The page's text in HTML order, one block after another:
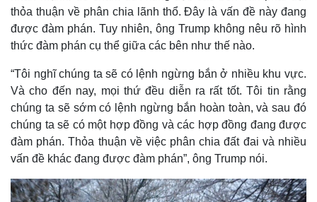
2
.
3
7
%
a
n
g
m
thỏa thuận về phân chia lãnh thổ. Đây là vấn đề này đang
được đàm phán. Tuy nhiên, ông Trump không nêu rõ hình
thức đàm phán cụ thể giữa các bên như thế nào.
“Tôi nghĩ chúng ta sẽ có lệnh ngừng bắn ở nhiều khu vực.
Và cho đến nay, mọi thứ đều diễn ra rất tốt. Tôi tin rằng
chúng ta sẽ sớm có lệnh ngừng bắn hoàn toàn, và sau đó
chúng ta sẽ có một hợp đồng và các hợp đồng đang được
đàm phán. Thỏa thuận về việc phân chia đất đai và nhiều
vấn đề khác đang được đàm phán”, ông Trump nói.